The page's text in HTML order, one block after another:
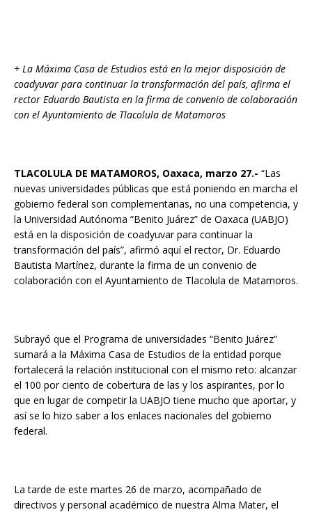
+ La Máxima Casa de Estudios está en la mejor disposición de
coadyuvar para continuar la transformación del país, afirma el
rector Eduardo Bautista en la firma de convenio de colaboración
con el Ayuntamiento de Tlacolula de Matamoros
TLACOLULA DE MATAMOROS, Oaxaca, marzo 27.- “Las
nuevas universidades públicas que está poniendo en marcha el
gobierno federal son complementarias, no una competencia, y
la Universidad Autónoma “Benito Juárez” de Oaxaca (UABJO)
está en la disposición de coadyuvar para continuar la
transformación del país”, afirmó aquí el rector, Dr. Eduardo
Bautista Martínez, durante la firma de un convenio de
colaboración con el Ayuntamiento de Tlacolula de Matamoros.
Subrayó que el Programa de universidades “Benito Juárez”
sumará a la Máxima Casa de Estudios de la entidad porque
fortalecerá la relación institucional con el mismo reto: alcanzar
el 100 por ciento de cobertura de las y los aspirantes, por lo
que en lugar de competir la UABJO tiene mucho que aportar, y
así se lo hizo saber a los enlaces nacionales del gobierno
federal.
La tarde de este martes 26 de marzo, acompañado de
directivos y personal académico de nuestra Alma Mater, el